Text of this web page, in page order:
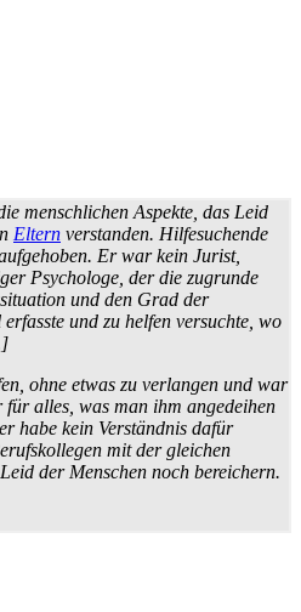
menschlichen Aspekte, das Leid
Eltern verstanden. Hilfesuchende
Er war kein Jurist,
Psychologe, der die zugrunde
und den Grad der
und zu helfen versuchte, wo
ohne etwas zu verlangen und war
für alles, was man ihm angedeihen
habe kein Verständnis dafür
mit der gleichen
der Menschen noch bereichern.